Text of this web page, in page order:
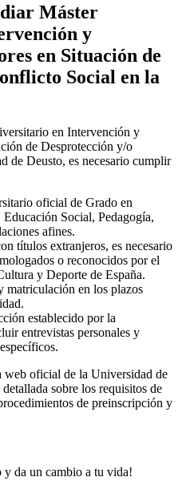
Máster
y
en Situación de
Social en la
en Intervención y
de Desprotección y/o
de Deusto, es necesario cumplir
oficial de Grado en
Social, Pedagogía,
afines.
títulos extranjeros, es necesario
o reconocidos por el
y Deporte de España.
matriculación en los plazos
establecido por la
entrevistas personales y
web oficial de la Universidad de
sobre los requisitos de
de preinscripción y
y da un cambio a tu vida!